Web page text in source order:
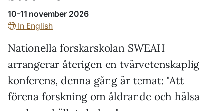
10-11 november 2026
In English
Nationella forskarskolan SWEAH
arrangerar återigen en tvärvetenskaplig
konferens, denna gång är temat: "Att
förena forskning om åldrande och hälsa